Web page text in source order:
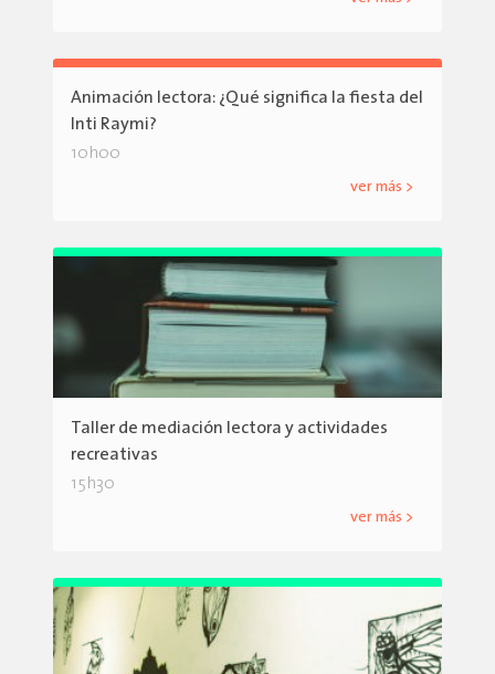
Animación lectora: ¿Qué significa la fiesta del
Inti Raymi?
10h00
ver más >
Taller de mediación lectora y actividades
recreativas
15h30
ver más >